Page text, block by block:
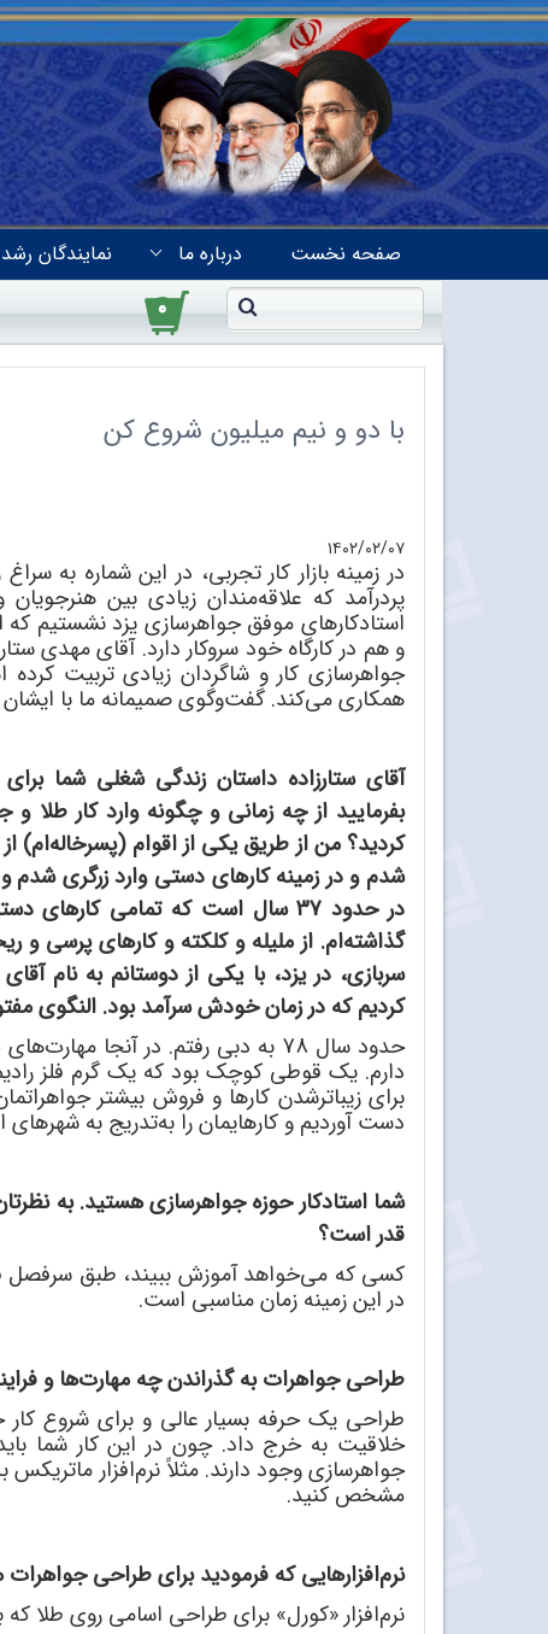
صفحه نخست درباره ما نمایندگان رشد
۰
با دو و نیم میلیون شروع کن
۱۴۰۲/۰۲/۰۷
در زمینه بازار کار تجربی، در این شماره به
پردرآمد که علاقهمندان زیادی بین
استادکارهای موفق جواهرسازی یزد نشستیم که
و هم در کارگاه خود سروکار دارد. آقای مهدی
جواهرسازی کار و شاگردان زیادی تربیت کرده
همکاری میکند. گفتوگوی صمیمانه ما با ایشان
آقای ستارزاده داستان زندگی شغلی شما
بفرمایید از چه زمانی و چگونه وارد کار
کردید؟ من از طریق یکی از اقوام (پسرخالهام)
شدم و در زمینه کارهای دستی وارد زرگری شدم و
در حدود 37 سال است که تمامی
گذاشتهام. از ملیله و کلکته و کارهای پرسی و
سربازی، در یزد، با یکی از دوستانم به نام آقای
کردیم که در زمان خودش سرآمد بود. النگوی
حدود سال 78 به دبی رفتم. در آنجا مهارت
های
دارم. یک قوطی کوچک بود که یک گرم فلز
برای زیباترشدن کارها و فروش بیشتر
دست آوردیم و کارهایمان را بهتدریج به شهرهای
شما استادکار حوزه جواهرسازی هستید. به
قدر است؟
کسی که میخواهد آموزش ببیند، طبق سرفصل
در این زمینه زمان مناسبی است.
طراحی جواهرات به گذراندن چه مهارتها و
طراحی یک حرفه بسیار عالی و برای شروع کار
خلاقیت به خرج داد. چون در این کار شما
جواهرسازی وجود دارند. مثلاً نرمافزار ماتریکس
مشخص کنید.
نرمافزارهایی که فرمودید برای طراحی جواهرات
نرمافزار «کورل» برای طراحی اسامی روی طلا که